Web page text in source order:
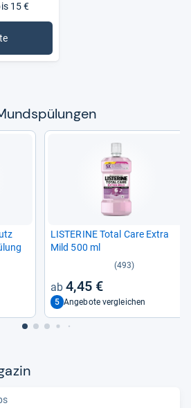
15 €
LIS­TE­RINE Total Care Extra
Mild 500 ml
(493)
4,45 €
5 Angebote vergleichen